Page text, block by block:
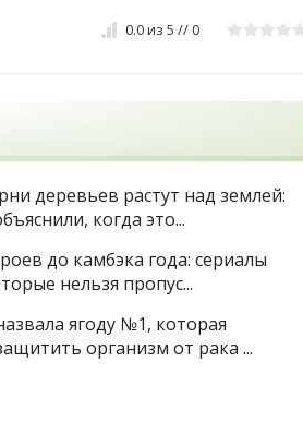
0.0из 5 // 0
деревьев растут над землей:
когда это...
до камбэка года: сериалы
нельзя пропус...
ягоду №1, которая
организм от рака ...